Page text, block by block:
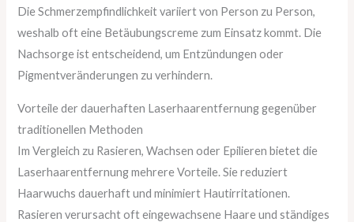
Die Schmerzempfindlichkeit variiert von Person zu Person,
weshalb oft eine Betäubungscreme zum Einsatz kommt. Die
Nachsorge ist entscheidend, um Entzündungen oder
Pigmentveränderungen zu verhindern.
Vorteile der dauerhaften Laserhaarentfernung gegenüber
traditionellen Methoden
Im Vergleich zu Rasieren, Wachsen oder Epilieren bietet die
Laserhaarentfernung mehrere Vorteile. Sie reduziert
Haarwuchs dauerhaft und minimiert Hautirritationen.
Rasieren verursacht oft eingewachsene Haare und ständiges